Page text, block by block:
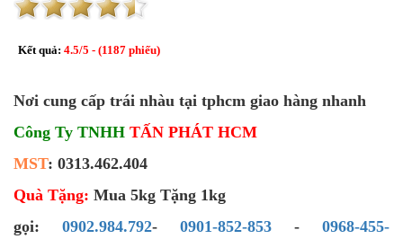
Kết quả: 4.5/5 - (1187 phiếu)
Nơi cung cấp trái nhàu tại tphcm giao hàng nhanh
Công Ty TNHH TẤN PHÁT HCM
MST: 0313.462.404
Quà Tặng: Mua 5kg Tặng 1kg
gọi: 0902.984.792- 0901-852-853 - 0968-455-